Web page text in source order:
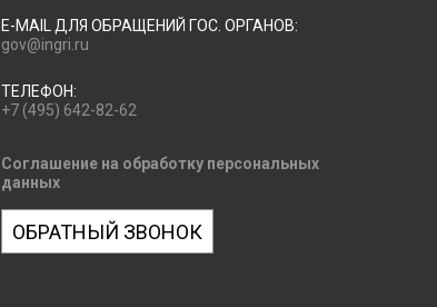
E-MAIL ДЛЯ ОБРАЩЕНИЙ ГОС. ОРГАНОВ:
gov@ingri.ru
ТЕЛЕФОН:
+7 (495) 642-82-62
Соглашение на обработку персональных
данных
ОБРАТНЫЙ ЗВОНОК